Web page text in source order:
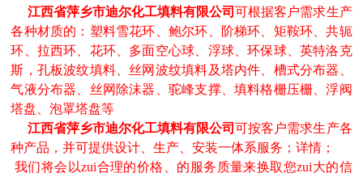
江西省萍乡市迪尔化工填料有限公司可根据客户需求生产
各种材质的： 塑料雪花环、 鲍尔环、阶梯环、矩鞍环、共轭
环、拉西环、花环、多面空心球、浮球、环保球、英特洛克
斯，孔板波纹填料、丝网波纹填料及塔内件、槽式分布器、
气液分布器、丝网除沫器、驼峰支撑、填料格栅压栅、浮阀
塔盘、泡罩塔盘等
江西省萍乡市迪尔化工填料有限公司可按客户需求生产各
种产品，并可提供设计、生产、安装一体系服务；详情；
我们将会以zui合理的价格、的服务质量来换取您zui大的信